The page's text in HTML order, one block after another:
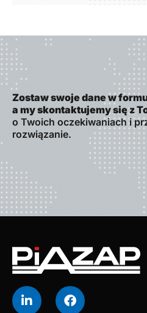
Zostaw swoje dane w
a my skontaktujemy się z
o Twoich oczekiwaniach i
rozwiązanie.